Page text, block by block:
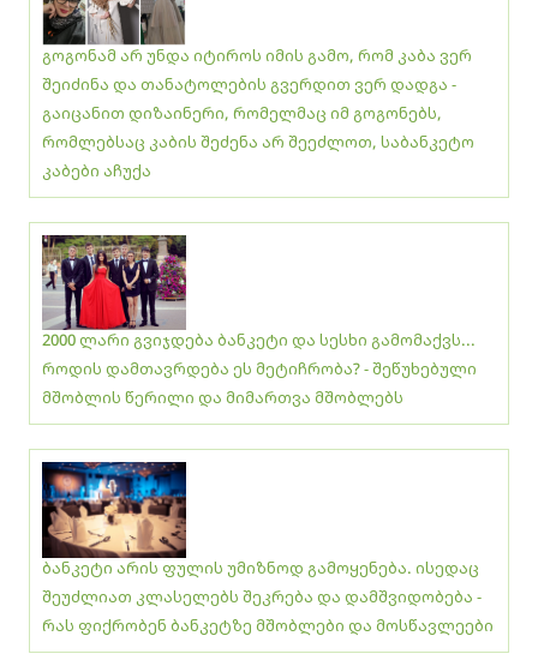
გოგონამ არ უნდა იტიროს იმის გამო, რომ კაბა ვერ
შეიძინა და თანატოლების გვერდით ვერ დადგა -
გაიცანით დიზაინერი, რომელმაც იმ გოგონებს,
რომლებსაც კაბის შეძენა არ შეეძლოთ, საბანკეტო
კაბები აჩუქა
2000 ლარი გვიჯდება ბანკეტი და სესხი გამომაქვს...
როდის დამთავრდება ეს მეტიჩრობა? - შეწუხებული
მშობლის წერილი და მიმართვა მშობლებს
ბანკეტი არის ფულის უმიზნოდ გამოყენება. ისედაც
შეუძლიათ კლასელებს შეკრება და დამშვიდობება -
რას ფიქრობენ ბანკეტზე მშობლები და მოსწავლეები